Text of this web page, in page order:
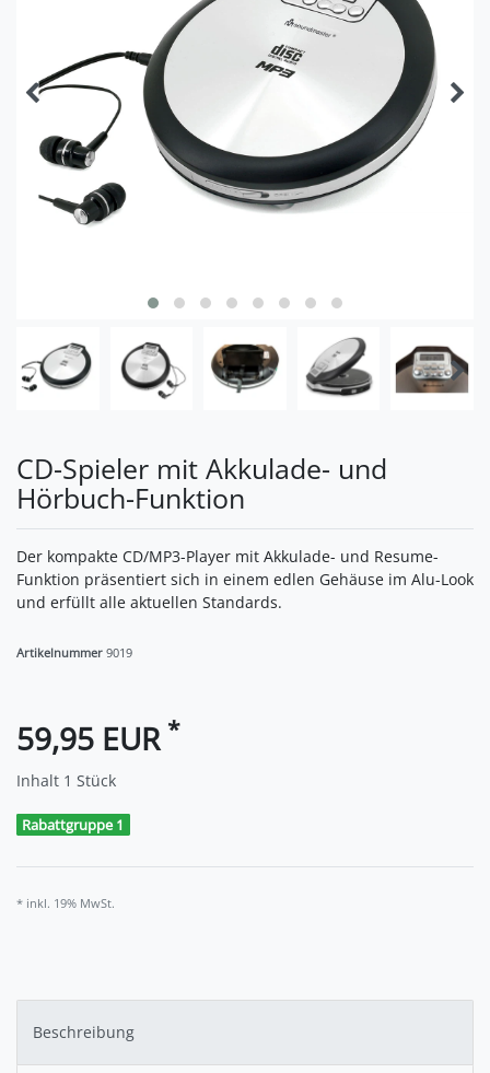
CD-Spieler mit Akkulade- und
Hörbuch-Funktion
Der kompakte CD/MP3-Player mit Akkulade- und Resume-
Funktion präsentiert sich in einem edlen Gehäuse im Alu-Look
und erfüllt alle aktuellen Standards.
Artikelnummer 9019
59,95 EUR *
Inhalt 1 Stück
Rabattgruppe 1
* inkl. 19% MwSt.
Beschreibung